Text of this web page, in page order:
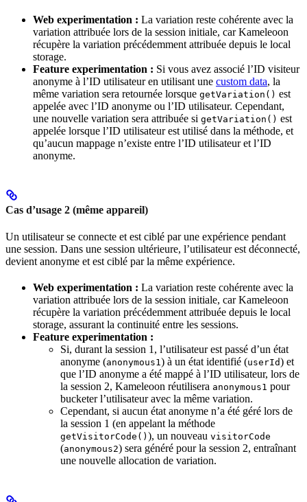
Web experimentation : La variation reste cohérente avec la
variation attribuée lors de la session initiale, car Kameleoon
récupère la variation précédemment attribuée depuis le local
storage.
Feature experimentation : Si vous avez associé l’ID visiteur
anonyme à l’ID utilisateur en utilisant une custom data, la
même variation sera retournée lorsque getVariation() est
appelée avec l’ID anonyme ou l’ID utilisateur. Cependant,
une nouvelle variation sera attribuée si getVariation() est
appelée lorsque l’ID utilisateur est utilisé dans la méthode, et
qu’aucun mappage n’existe entre l’ID utilisateur et l’ID
anonyme.
Cas d’usage 2 (même appareil)
Un utilisateur se connecte et est ciblé par une expérience pendant
une session. Dans une session ultérieure, l’utilisateur est déconnecté,
devient anonyme et est ciblé par la même expérience.
Web experimentation : La variation reste cohérente avec la
variation attribuée lors de la session initiale, car Kameleoon
récupère la variation précédemment attribuée depuis le local
storage, assurant la continuité entre les sessions.
Feature experimentation :
Si, durant la session 1, l’utilisateur est passé d’un état
anonyme (anonymous1) à un état identifié (userId) et
que l’ID anonyme a été mappé à l’ID utilisateur, lors de
la session 2, Kameleoon réutilisera anonymous1 pour
bucketer l’utilisateur avec la même variation.
Cependant, si aucun état anonyme n’a été géré lors de
la session 1 (en appelant la méthode
getVisitorCode() ), un nouveau visitorCode
(anonymous2) sera généré pour la session 2, entraînant
une nouvelle allocation de variation.